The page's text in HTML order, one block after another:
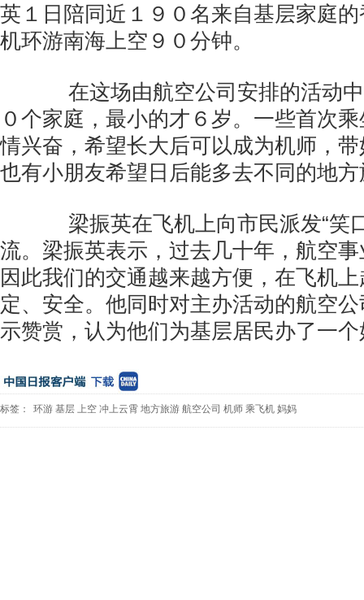
英１日陪同近１９０名来自基层家庭
机环游南海上空９０分钟。
在这场由航空公司安排的活动中
０个家庭，最小的才６岁。一些首次
情兴奋，希望长大后可以成为机师，带
也有小朋友希望日后能多去不同的地
梁振英在飞机上向市民派发“笑
流。梁振英表示，过去几十年，航空
因此我们的交通越来越方便，在飞机
定、安全。他同时对主办活动的航空
示赞赏，认为他们为基层居民办了一
标签： 环游 基层 上空 冲上云霄 地方旅游 航空公司 机师 乘飞机 妈妈